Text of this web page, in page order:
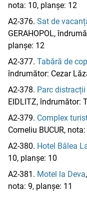
nota: 10, planșe: 12
A2-376. Sat de
GERAHOPOL,
planșe: 12
A2-377. Tabără de
îndrumător: Cezar
A2-378. Parc
EIDLITZ, îndrumător:
A2-379. Complex
Corneliu BUCUR,
A2-380. Hotel Bâlea
10, planșe: 10
A2-381. Motel la Deva
nota: 9, planșe: 11